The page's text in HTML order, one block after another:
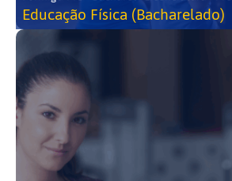
Educação Física (Bacharelado)